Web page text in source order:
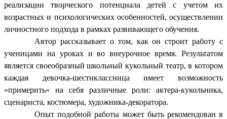
реализации творческого потенциала детей с учетом их
возрастных и психологических особенностей, осуществлении
личностного подхода в рамках развивающего обучения.
Автор рассказывает о том, как он строит работу с
ученицами на уроках и во внеурочное время. Результатом
является своеобразный школьный кукольный театр, в котором
каждая девочка-шестиклассница имеет возможность
«примерить» на себя различные роли: актера-кукольника,
сценариста, костюмера, художника-декоратора.
Опыт подобной работы может быть рекомендован в